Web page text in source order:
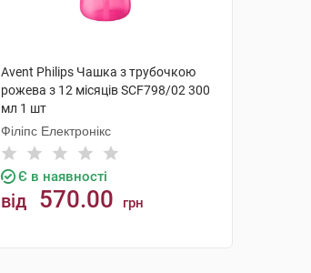
Avent Philips Чашка з трубочкою
рожева з 12 місяців SCF798/02 300
мл 1 шт
Філіпс Електронікс
Є в наявності
від 570.00 грн